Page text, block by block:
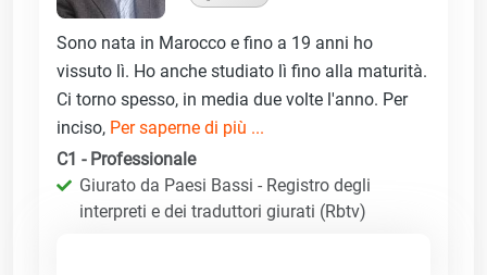
Sono nata in Marocco e fino a 19 anni ho
vissuto lì. Ho anche studiato lì fino alla maturità.
Ci torno spesso, in media due volte l'anno. Per
inciso, Per saperne di più ...
C1 - Professionale
Giurato da Paesi Bassi - Registro degli
interpreti e dei traduttori giurati (Rbtv)